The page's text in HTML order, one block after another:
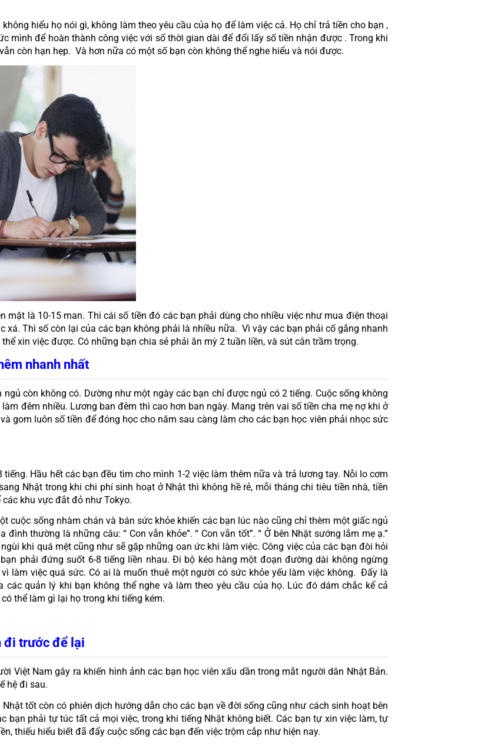
hiểu họ nói gì, không làm theo yêu cầu của họ để làm việc cả. Họ chỉ trả tiền cho bạn ,
mình để hoàn thành công việc với số thời gian dài để đổi lấy số tiền nhận được . Trong khi
còn hạn hẹp.  Và hơn nữa có một số bạn còn không thể nghe hiểu và nói được.
mặt là 10-15 man. Thì cái số tiền đó các bạn phải dùng cho nhiều việc như mua điện thoại
Thì số còn lại của các bạn không phải là nhiều nữa.  Vì vậy các bạn phải cố gắng nhanh
xin việc được. Có những bạn chia sẻ phải ăn mỳ 2 tuần liền, và sút cân trầm trọng.
nhanh nhất
còn không có. Dường như một ngày các bạn chỉ được ngủ có 2 tiếng. Cuộc sống không
đêm nhiều. Lương ban đêm thì cao hơn ban ngày. Mang trên vai số tiền cha mẹ nợ khi ở
gom luôn số tiền để đóng học cho năm sau càng làm cho các bạn học viên phải nhọc sức
Hầu hết các bạn đều tìm cho mình 1-2 việc làm thêm nữa và trả lương tay. Nỗi lo cơm
Nhật trong khi chi phí sinh hoạt ở Nhật thì không hề rẻ, mỗi tháng chi tiêu tiền nhà, tiền
khu vực đắt đỏ như Tokyo.
cuộc sống nhàm chán và bán sức khỏe khiến các bạn lúc nào cũng chỉ thèm một giấc ngủ
thường là những câu: “ Con vẫn khỏe”. “ Con vẫn tốt”. “ Ở bên Nhật sướng lắm mẹ ạ.”
khi quá mệt cũng như sẽ gặp những oan ức khi làm việc. Công việc của các bạn đòi hỏi
phải đứng suốt 6-8 tiếng liền nhau. Đi bộ kéo hàng một đoạn đường dài không ngừng
làm việc quá sức. Có ai là muốn thuê một người có sức khỏe yếu làm việc không.  Đấy là
quản lý khi bạn không thể nghe và làm theo yêu cầu của họ. Lúc đó dám chắc kể cả
thể làm gì lại họ trong khi tiếng kém.
đi trước để lại
Việt Nam gây ra khiến hình ảnh các bạn học viên xấu dần trong mắt người dân Nhật Bản.
hệ đi sau.
tốt còn có phiên dịch hướng dẫn cho các bạn về đời sống cũng như cách sinh hoạt bên
bạn phải tự túc tất cả mọi việc, trong khi tiếng Nhật không biết. Các bạn tự xin việc làm, tự
thiếu hiểu biết đã đẩy cuộc sống các bạn đến việc trộm cắp như hiện nay.